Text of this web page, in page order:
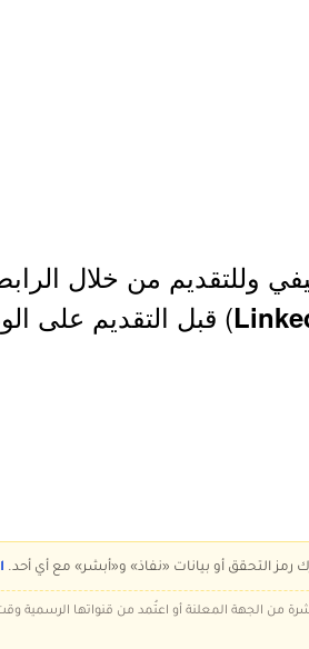
وللتقديم من خلال
) قبل التقديم على
رمز التحقق أو بيانات «نفاذ» و«أبشر» مع أي أحد.
من الجهة المعلنة أو اعتُمد من قنواتها الرسمية